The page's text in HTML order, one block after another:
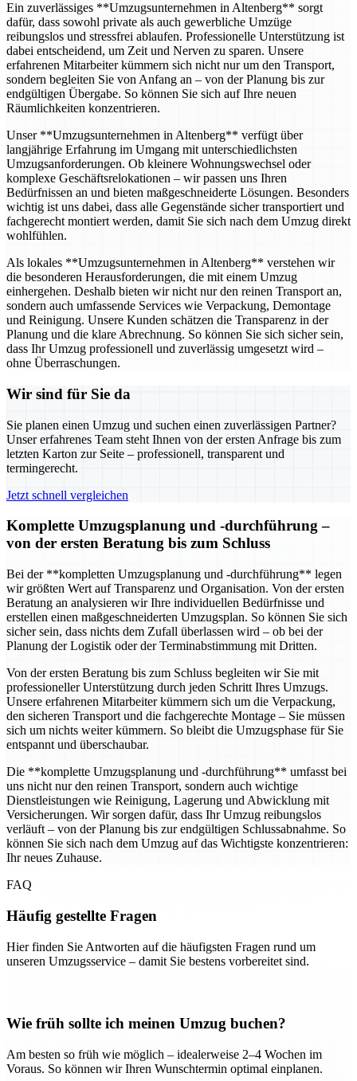
Ein zuverlässiges **Umzugsunternehmen in Altenberg** sorgt
dafür, dass sowohl private als auch gewerbliche Umzüge
reibungslos und stressfrei ablaufen. Professionelle Unterstützung ist
dabei entscheidend, um Zeit und Nerven zu sparen. Unsere
erfahrenen Mitarbeiter kümmern sich nicht nur um den Transport,
sondern begleiten Sie von Anfang an – von der Planung bis zur
endgültigen Übergabe. So können Sie sich auf Ihre neuen
Räumlichkeiten konzentrieren.
Unser **Umzugsunternehmen in Altenberg** verfügt über
langjährige Erfahrung im Umgang mit unterschiedlichsten
Umzugsanforderungen. Ob kleinere Wohnungswechsel oder
komplexe Geschäftsrelokationen – wir passen uns Ihren
Bedürfnissen an und bieten maßgeschneiderte Lösungen. Besonders
wichtig ist uns dabei, dass alle Gegenstände sicher transportiert und
fachgerecht montiert werden, damit Sie sich nach dem Umzug direkt
wohlfühlen.
Als lokales **Umzugsunternehmen in Altenberg** verstehen wir
die besonderen Herausforderungen, die mit einem Umzug
einhergehen. Deshalb bieten wir nicht nur den reinen Transport an,
sondern auch umfassende Services wie Verpackung, Demontage
und Reinigung. Unsere Kunden schätzen die Transparenz in der
Planung und die klare Abrechnung. So können Sie sich sicher sein,
dass Ihr Umzug professionell und zuverlässig umgesetzt wird –
ohne Überraschungen.
Wir sind für Sie da
Sie planen einen Umzug und suchen einen zuverlässigen Partner?
Unser erfahrenes Team steht Ihnen von der ersten Anfrage bis zum
letzten Karton zur Seite – professionell, transparent und
termingerecht.
Jetzt schnell vergleichen
Komplette Umzugsplanung und -durchführung –
von der ersten Beratung bis zum Schluss
Bei der **kompletten Umzugsplanung und -durchführung** legen
wir größten Wert auf Transparenz und Organisation. Von der ersten
Beratung an analysieren wir Ihre individuellen Bedürfnisse und
erstellen einen maßgeschneiderten Umzugsplan. So können Sie sich
sicher sein, dass nichts dem Zufall überlassen wird – ob bei der
Planung der Logistik oder der Terminabstimmung mit Dritten.
Von der ersten Beratung bis zum Schluss begleiten wir Sie mit
professioneller Unterstützung durch jeden Schritt Ihres Umzugs.
Unsere erfahrenen Mitarbeiter kümmern sich um die Verpackung,
den sicheren Transport und die fachgerechte Montage – Sie müssen
sich um nichts weiter kümmern. So bleibt die Umzugsphase für Sie
entspannt und überschaubar.
Die **komplette Umzugsplanung und -durchführung** umfasst bei
uns nicht nur den reinen Transport, sondern auch wichtige
Dienstleistungen wie Reinigung, Lagerung und Abwicklung mit
Versicherungen. Wir sorgen dafür, dass Ihr Umzug reibungslos
verläuft – von der Planung bis zur endgültigen Schlussabnahme. So
können Sie sich nach dem Umzug auf das Wichtigste konzentrieren:
Ihr neues Zuhause.
FAQ
Häufig gestellte Fragen
Hier finden Sie Antworten auf die häufigsten Fragen rund um
unseren Umzugsservice – damit Sie bestens vorbereitet sind.
Wie früh sollte ich meinen Umzug buchen?
Am besten so früh wie möglich – idealerweise 2–4 Wochen im
Voraus. So können wir Ihren Wunschtermin optimal einplanen.